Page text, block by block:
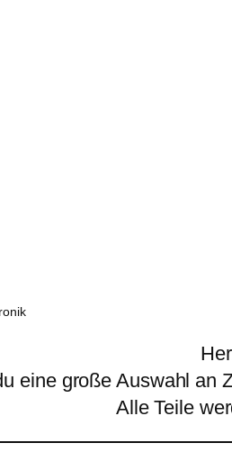
eine große Auswahl an
Alle Teile